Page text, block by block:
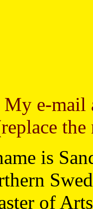
My e-mail
is
of